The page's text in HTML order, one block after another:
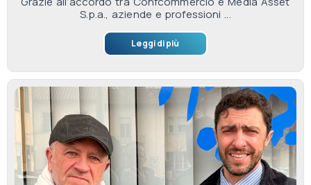
S.p.a., aziende e professioni ...
Leggi di più